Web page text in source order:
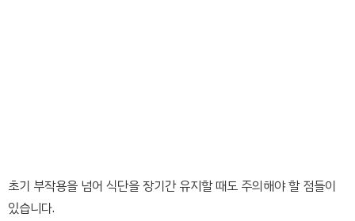
초기 부작용을 넘어 식단을 장기간 유지할 때도 주의해야 할 점들이
있습니다.